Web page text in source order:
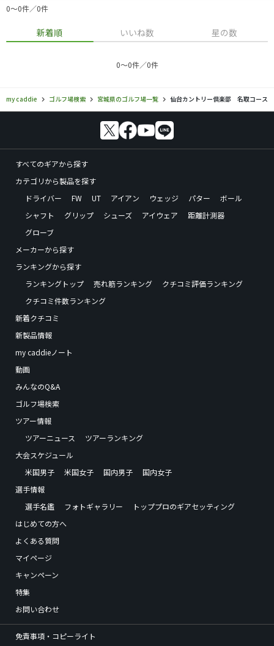
0〜0件／0件
新着順 いいね数 星の数
0〜0件／0件
my caddie ゴルフ場検索 宮城県のゴルフ場一覧 仙台カントリー倶楽部 名取コース
すべてのギアから探す
カテゴリから製品を探す
ドライバー
FW UT アイアン ウェッジ パター
ボール
シャフト
グリップ シューズ アイウェア
距離計測器
グローブ
メーカーから探す
ランキングから探す
ランキングトップ
売れ筋ランキング
クチコミ評価ランキング
クチコミ件数ランキング
新着クチコミ
新製品情報
my caddieノート
動画
みんなのQ&A
ゴルフ場検索
ツアー情報
ツアーニュース
ツアーランキング
大会スケジュール
米国男子
米国女子 国内男子
国内女子
選手情報
選手名鑑
フォトギャラリー
トッププロのギアセッティング
はじめての方へ
よくある質問
マイページ
キャンペーン
特集
お問い合わせ
免責事項・コピーライト